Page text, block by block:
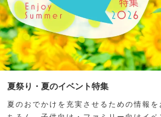
夏祭り・夏のイベント特集
夏のおでかけを充実させるための情報